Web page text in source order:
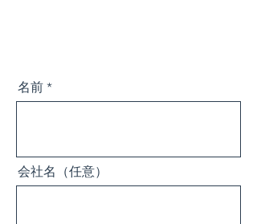
名前
会社名（任意）